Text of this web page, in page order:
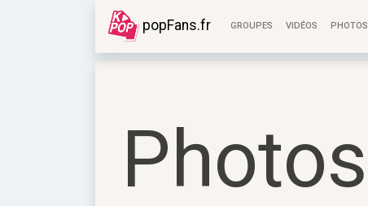
popFans.fr GROUPES VIDÉOS PHOTOS